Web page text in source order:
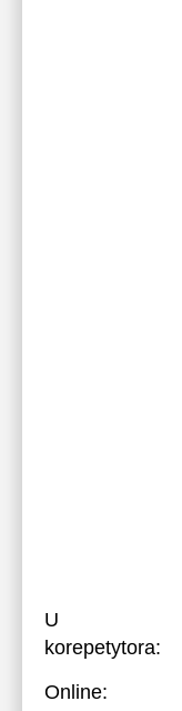
U
korepetytora:
Online: